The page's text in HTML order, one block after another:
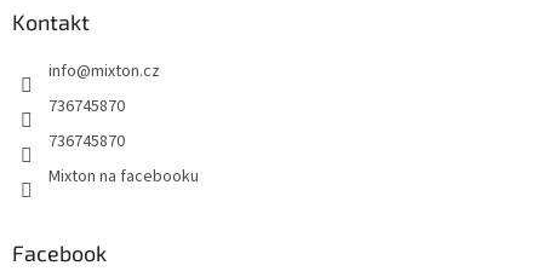
Kontakt
info@mixton.cz
736745870
736745870
Mixton na facebooku
Facebook